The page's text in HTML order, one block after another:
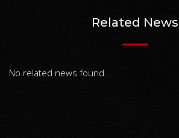
Related News
No related news found.